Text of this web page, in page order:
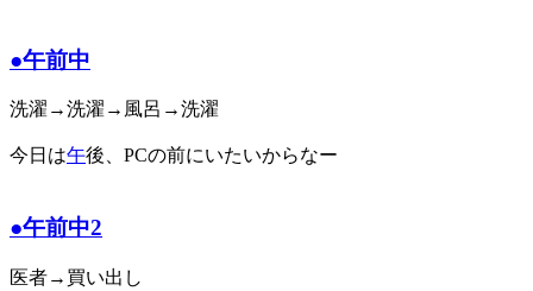
●午前中
洗濯→洗濯→風呂→洗濯
今日は午後、PCの前にいたいからなー
●午前中2
医者→買い出し